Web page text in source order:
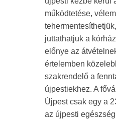
működtetése,
juttathatjuk a
előnye az
értelemben
szakrendelő a
újpestiekhez. A
Újpest csak egy a
az újpesti